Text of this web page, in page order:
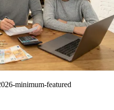
minimum-featured